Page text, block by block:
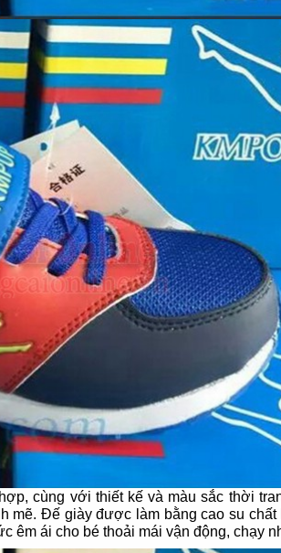
cùng với thiết kế và màu sắc thời
mẽ. Đế giày được làm bằng cao su
êm ái cho bé thoải mái vận động, chạy